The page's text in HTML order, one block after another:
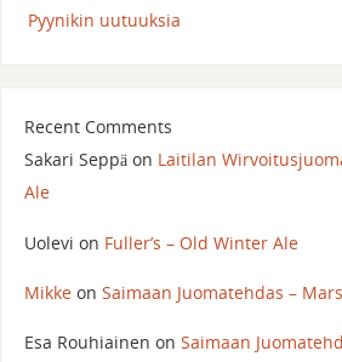
Pyynikin uutuuksia
Recent Comments
Sakari Seppäon Laitilan
Ale
Uolevi on Fuller’s – Old Winter Ale
Mikkeon Saimaan Juomatehdas –
Esa Rouhiainen on Saimaan